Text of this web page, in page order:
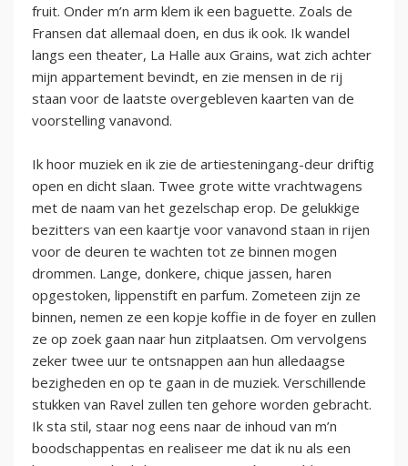
fruit. Onder m’n arm klem ik een baguette. Zoals de
Fransen dat allemaal doen, en dus ik ook. Ik wandel
langs een theater, La Halle aux Grains, wat zich achter
mijn appartement bevindt, en zie mensen in de rij
staan voor de laatste overgebleven kaarten van de
voorstelling vanavond.
Ik hoor muziek en ik zie de artiesteningang-deur driftig
open en dicht slaan. Twee grote witte vrachtwagens
met de naam van het gezelschap erop. De gelukkige
bezitters van een kaartje voor vanavond staan in rijen
voor de deuren te wachten tot ze binnen mogen
drommen. Lange, donkere, chique jassen, haren
opgestoken, lippenstift en parfum. Zometeen zijn ze
binnen, nemen ze een kopje koffie in de foyer en zullen
ze op zoek gaan naar hun zitplaatsen. Om vervolgens
zeker twee uur te ontsnappen aan hun alledaagse
bezigheden en op te gaan in de muziek. Verschillende
stukken van Ravel zullen ten gehore worden gebracht.
Ik sta stil, staar nog eens naar de inhoud van m’n
boodschappentas en realiseer me dat ik nu als een